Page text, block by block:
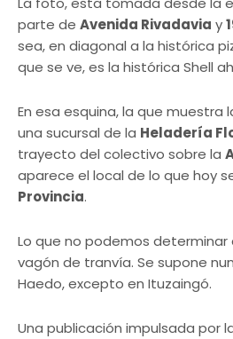
parte de Avenida Rivadavia y
sea, en diagonal a la histórica
que se ve, es la histórica Shell
En esa esquina, la que muestra
una sucursal de la Heladería
trayecto del colectivo sobre la
aparece el local de lo que hoy
Provincia.
Lo que no podemos determinar
vagón de tranvía. Se supone
Haedo, excepto en Ituzaingó.
Una publicación impulsada por